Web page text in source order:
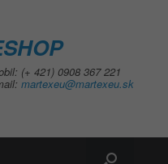
(+ 421) 0908 367 221
martexeu@martexeu.sk